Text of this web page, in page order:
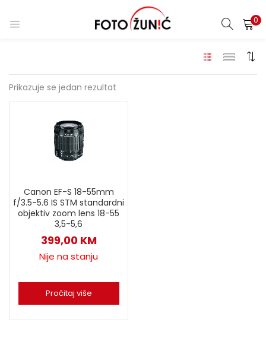
0
Prikazuje se jedan rezultat
Canon EF-S 18-55mm
f/3.5-5.6 IS STM standardni
objektiv zoom lens 18-55
3,5-5,6
399,00 KM
Nije na stanju
Pročitaj više